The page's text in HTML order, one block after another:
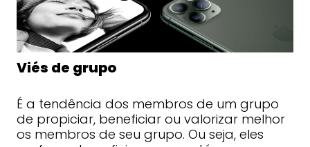
Viés de grupo
É a tendência dos membros de um grupo
de propiciar, beneficiar ou valorizar melhor
os membros de seu grupo. Ou seja, eles